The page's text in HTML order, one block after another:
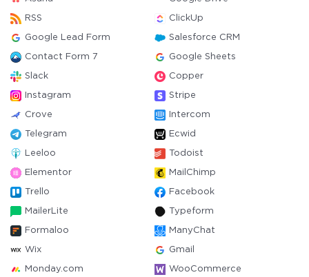
RSS ClickUp
Google Lead Form Salesforce CRM
Contact Form 7 Google Sheets
Slack Copper
Instagram Stripe
Crove Intercom
Telegram Ecwid
Leeloo Todoist
Elementor MailChimp
Trello Facebook
MailerLite Typeform
Formaloo ManyChat
Wix Gmail
Monday.com WooCommerce